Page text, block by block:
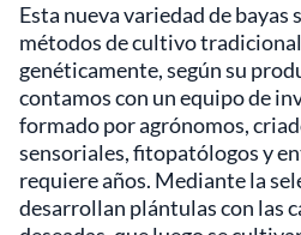
Esta nueva variedad de bayas
métodos de cultivo
genéticamente, según su
contamos con un equipo de
formado por agrónomos,
sensoriales, fitopatólogos y
requiere años. Mediante la
desarrollan plántulas con las